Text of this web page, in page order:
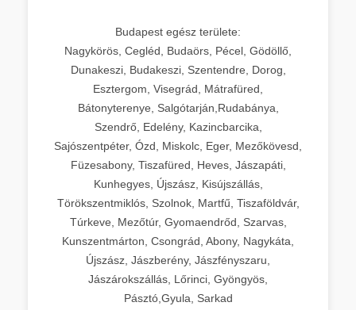
Budapest egész területe:
Nagykörös, Cegléd, Budaörs, Pécel, Gödöllő,
Dunakeszi, Budakeszi, Szentendre, Dorog,
Esztergom, Visegrád, Mátrafüred,
Bátonyterenye, Salgótarján,Rudabánya,
Szendrő, Edelény, Kazincbarcika,
Sajószentpéter, Ózd, Miskolc, Eger, Mezőkövesd,
Füzesabony, Tiszafüred, Heves, Jászapáti,
Kunhegyes, Újszász, Kisújszállás,
Törökszentmiklós, Szolnok, Martfű, Tiszaföldvár,
Túrkeve, Mezőtúr, Gyomaendrőd, Szarvas,
Kunszentmárton, Csongrád, Abony, Nagykáta,
Újszász, Jászberény, Jászfényszaru,
Jászárokszállás, Lőrinci, Gyöngyös,
Pásztó,Gyula, Sarkad